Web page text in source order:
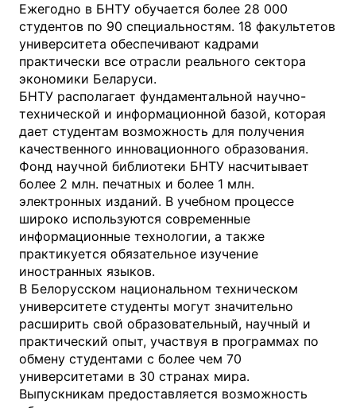
Ежегодно в БНТУ обучается более 28 000
студентов по 90 специальностям. 18 факультетов
университета обеспечивают кадрами
практически все отрасли реального сектора
экономики Беларуси.
БНТУ располагает фундаментальной научно-
технической и информационной базой, которая
дает студентам возможность для получения
качественного инновационного образования.
Фонд научной библиотеки БНТУ насчитывает
более 2 млн. печатных и более 1 млн.
электронных изданий. В учебном процессе
широко используются современные
информационные технологии, а также
практикуется обязательное изучение
иностранных языков.
В Белорусском национальном техническом
университете студенты могут значительно
расширить свой образовательный, научный и
практический опыт, участвуя в программах по
обмену студентами с более чем 70
университетами в 30 странах мира.
Выпускникам предоставляется возможность